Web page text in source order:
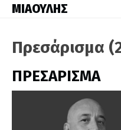
ΜΙΑΟΥΛΗΣ
Πρεσάρισμα
ΠΡΕΣΑΡΙΣΜΑ